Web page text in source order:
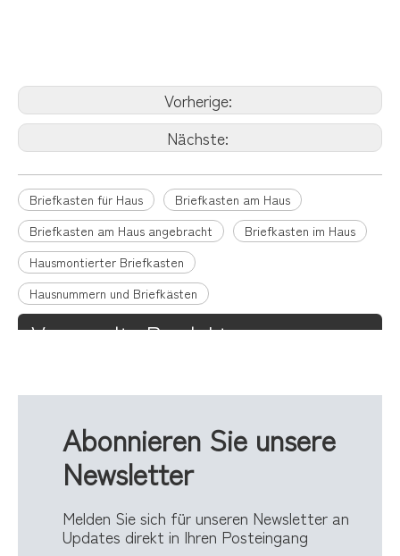
Vorherige:
Nächste:
Briefkasten für Haus
Briefkasten am Haus
Briefkasten am Haus angebracht
Briefkasten im Haus
Hausmontierter Briefkasten
Hausnummern und Briefkästen
Verwandte Produkte
Abonnieren Sie unsere
Newsletter
Melden Sie sich für unseren Newsletter an
Updates direkt in Ihren Posteingang